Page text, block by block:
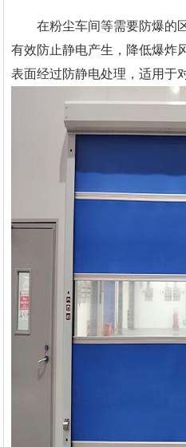
在粉尘车间等需要防爆的
有效防止静电产生，降低爆炸
表面经过防静电处理，适用于